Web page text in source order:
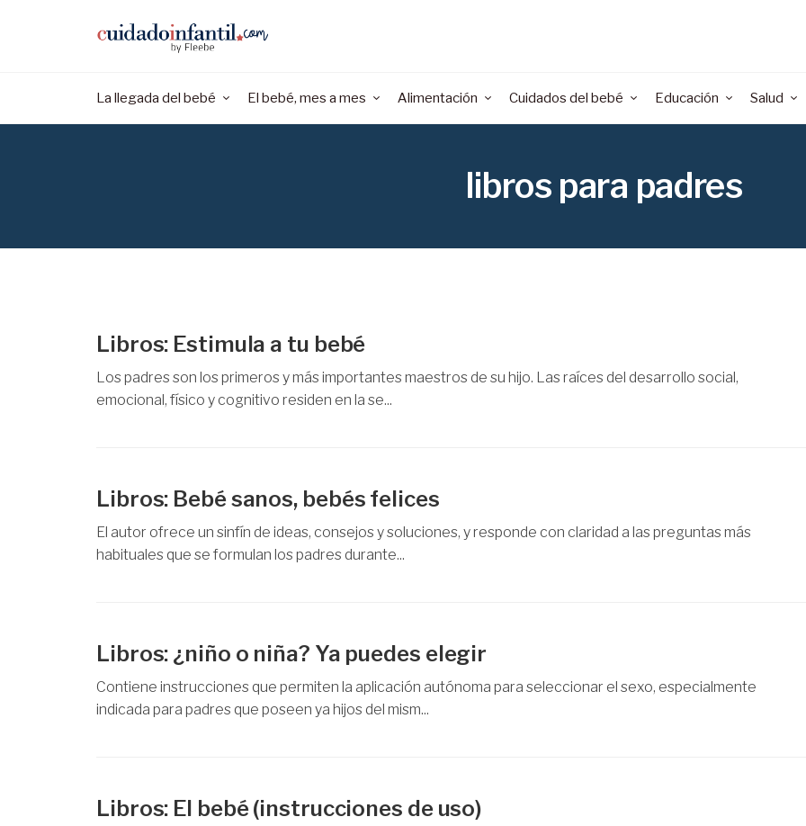
La llegada del bebé El bebé, mes a mes Alimentación Cuidados del bebé Educación Salud
libros para padres
Libros: Estimula a tu bebé
Los padres son los primeros y más importantes maestros de su hijo. Las raíces del desarrollo social,
emocional, físico y cognitivo residen en la se...
Libros: Bebé sanos, bebés felices
El autor ofrece un sinfín de ideas, consejos y soluciones, y responde con claridad a las preguntas más
habituales que se formulan los padres durante...
Libros: ¿niño o niña? Ya puedes elegir
Contiene instrucciones que permiten la aplicación autónoma para seleccionar el sexo, especialmente
indicada para padres que poseen ya hijos del mism...
Libros: El bebé (instrucciones de uso)